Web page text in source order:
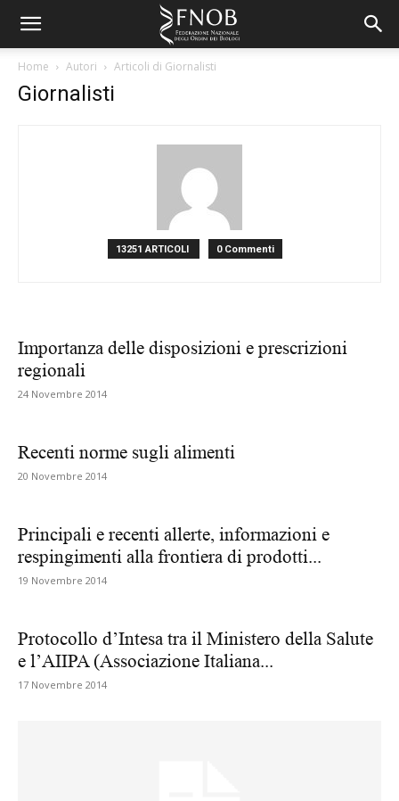
Home Autori Articoli di Giornalisti
Giornalisti
13251 ARTICOLI 0 Commenti
Importanza delle disposizioni e prescrizioni
regionali
24 Novembre 2014
Recenti norme sugli alimenti
20 Novembre 2014
Principali e recenti allerte, informazioni e
respingimenti alla frontiera di prodotti...
19 Novembre 2014
Protocollo d’Intesa tra il Ministero della Salute
e l’AIIPA (Associazione Italiana...
17 Novembre 2014